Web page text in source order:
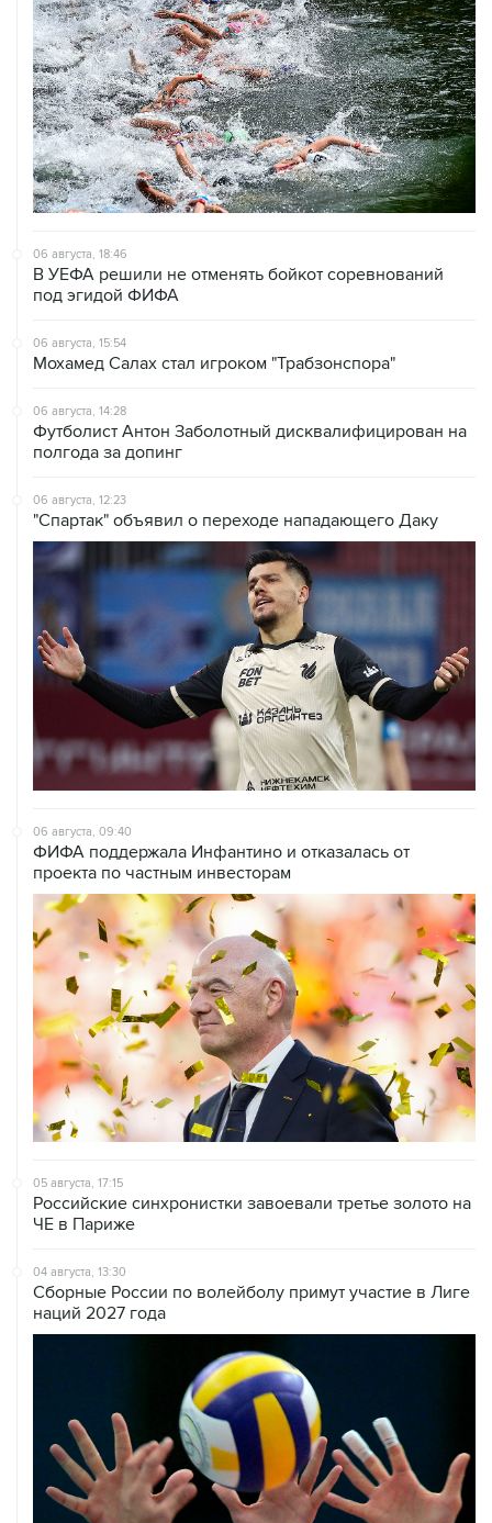
06 августа, 18:46
В УЕФА решили не отменять бойкот соревнований
под эгидой ФИФА
06 августа, 15:54
Мохамед Салах стал игроком "Трабзонспора"
06 августа, 14:28
Футболист Антон Заболотный дисквалифицирован на
полгода за допинг
06 августа, 12:23
"Спартак" объявил о переходе нападающего Даку
06 августа, 09:40
ФИФА поддержала Инфантино и отказалась от
проекта по частным инвесторам
05 августа, 17:15
Российские синхронистки завоевали третье золото на
ЧЕ в Париже
04 августа, 13:30
Сборные России по волейболу примут участие в Лиге
наций 2027 года